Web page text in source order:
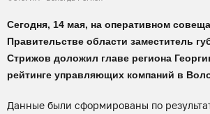
Сегодня, 14 мая, на оперативном
Правительстве области заместитель
Стрижов доложил главе региона
рейтинге управляющих компаний в
Данные были сформированы по